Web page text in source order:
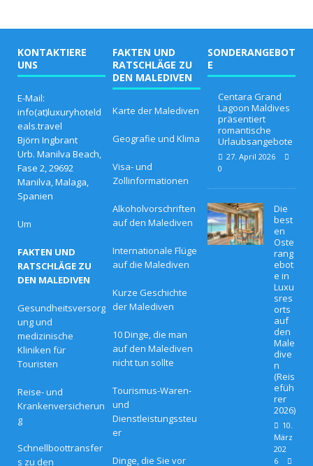
KONTAKTIERE
UNS
E-Mail:
info(at)luxuryhoteld
eals.travel
Björn Ingbrant
Urb. Manilva Beach,
Fase 2, 29692
Manilva, Malaga,
Spanien
Um
FAKTEN UND
RATSCHLÄGE ZU
DEN MALEDIVEN
Gesundheitsversorg
ung und
medizinische
Kliniken für
Touristen
Reise- und
Krankenversicherun
g
Schnellboottransfer
s zu den
FAKTEN UND
RATSCHLÄGE ZU
DEN MALEDIVEN
Karte der Malediven
Geografie und Klima
Visa- und
Zollinformationen
Alkoholvorschriften
auf den Malediven
Internationale Flüge
auf die Malediven
Kurze Geschichte
der Malediven
10 Dinge, die man
auf den Malediven
nicht tun sollte
Tourismus-Waren-
und
Dienstleistungssteu
er
Dinge, die Sie vor
SONDERANGEBOT
E
Centara Grand
Lagoon Maldives
präsentiert
romantische
Urlaubsangebote
27. April 2026
0
Die
best
en
Oste
rang
ebot
e in
Luxu
sres
orts
auf
den
Male
dive
n
(Reis
efüh
rer
2026)
10.
März
202
6